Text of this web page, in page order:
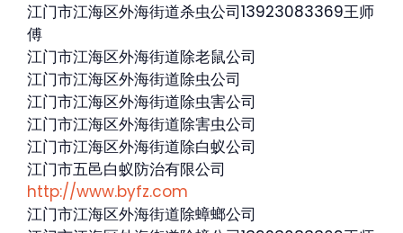
江门市江海区外海街道杀虫公司13923083369王师
傅
江门市江海区外海街道除老鼠公司
江门市江海区外海街道除虫公司
江门市江海区外海街道除虫害公司
江门市江海区外海街道除害虫公司
江门市江海区外海街道除白蚁公司
江门市五邑白蚁防治有限公司
http://www.byfz.com
江门市江海区外海街道除蟑螂公司